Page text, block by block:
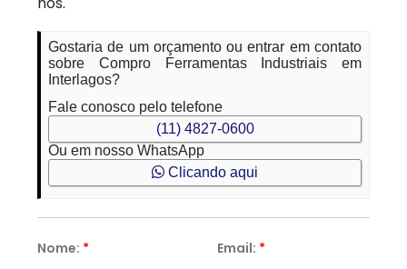
Gostaria de um orçamento ou entrar em contato
sobre Compro Ferramentas Industriais em
Interlagos?
Fale conosco pelo telefone
(11) 4827-0600
Ou em nosso WhatsApp
Clicando aqui
Nome: * Email: *